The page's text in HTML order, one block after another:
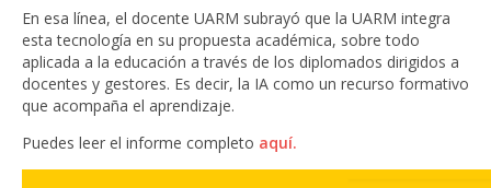
En esa línea, el docente UARM subrayó que la UARM integra
esta tecnología en su propuesta académica, sobre todo
aplicada a la educación a través de los diplomados dirigidos a
docentes y gestores. Es decir, la IA como un recurso formativo
que acompaña el aprendizaje.
Puedes leer el informe completo aquí.